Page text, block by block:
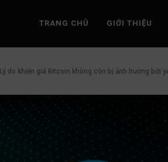
TRANG CHỦ GIỚI THIỆU
Lý do khiến giá Bitcoin không còn bị ảnh hưởng bởI